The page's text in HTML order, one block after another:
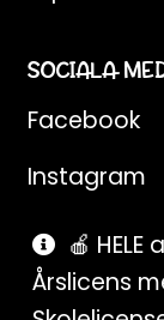
SOCIALA
Facebook
Instagram
Pinterest
SnapChat
🍎
Årslicens